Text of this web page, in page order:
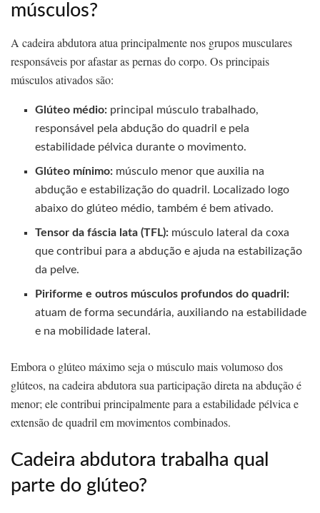
músculos?
A cadeira abdutora atua principalmente nos grupos musculares
responsáveis por afastar as pernas do corpo. Os principais
músculos ativados são:
Glúteo médio: principal músculo trabalhado,
responsável pela abdução do quadril e pela
estabilidade pélvica durante o movimento.
Glúteo mínimo: músculo menor que auxilia na
abdução e estabilização do quadril. Localizado logo
abaixo do glúteo médio, também é bem ativado.
Tensor da fáscia lata (TFL): músculo lateral da coxa
que contribui para a abdução e ajuda na estabilização
da pelve.
Piriforme e outros músculos profundos do quadril:
atuam de forma secundária, auxiliando na estabilidade
e na mobilidade lateral.
Embora o glúteo máximo seja o músculo mais volumoso dos
glúteos, na cadeira abdutora sua participação direta na abdução é
menor; ele contribui principalmente para a estabilidade pélvica e
extensão de quadril em movimentos combinados.
Cadeira abdutora trabalha qual
parte do glúteo?